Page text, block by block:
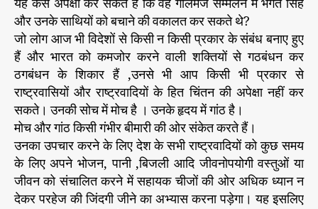
यह कैसे अपेक्षा कर सकते हैं कि वह गोलमेज सम्मेलन में भगत सिंह
और उनके साथियों को बचाने की वकालत कर सकते थे?
जो लोग आज भी विदेशों से किसी न किसी प्रकार के संबंध बनाए हुए
हैं और भारत को कमजोर करने वाली शक्तियों से गठबंधन कर
ठगबंधन के शिकार हैं ,उनसे भी आप किसी भी प्रकार से
राष्ट्रवासियों और राष्ट्रवादियों के हित चिंतन की अपेक्षा नहीं कर
सकते। उनकी सोच में मोच है । उनके हृदय में गांठ है।
मोच और गांठ किसी गंभीर बीमारी की ओर संकेत करते हैं।
उनका उपचार करने के लिए देश के सभी राष्ट्रवादियों को कुछ समय
के लिए अपने भोजन, पानी ,बिजली आदि जीवनोपयोगी वस्तुओं या
जीवन को संचालित करने में सहायक चीजों की ओर अधिक ध्यान न
देकर परहेज की जिंदगी जीने का अभ्यास करना पड़ेगा। यह इसलिए